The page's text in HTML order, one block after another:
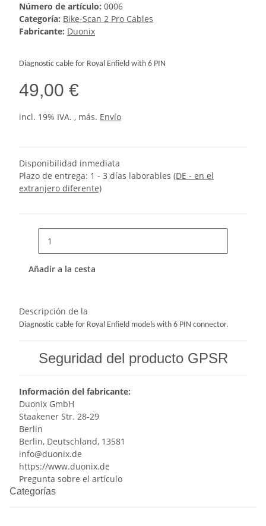
Número de artículo: 0006
Categoría: Bike-Scan 2 Pro Cables
Fabricante: Duonix
Diagnostic cable for Royal Enfield with 6 PIN
49,00 €
incl. 19% IVA. , más. Envío
Disponibilidad inmediata
Plazo de entrega: 1 - 3 días laborables (DE - en el
extranjero diferente)
Añadir a la cesta
Descripción de la
Diagnostic cable for Royal Enfield models with 6 PIN connector.
Seguridad del producto GPSR
Información del fabricante:
Duonix GmbH
Staakener Str. 28-29
Berlin
Berlin, Deutschland, 13581
info@duonix.de
https://www.duonix.de
Pregunta sobre el artículo
Categorías